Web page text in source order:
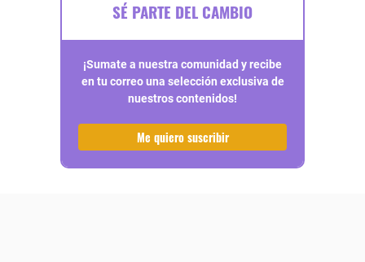
SÉ PARTE DEL CAMBIO
¡Sumate a nuestra comunidad y recibe
en tu correo una selección exclusiva de
nuestros contenidos!
Me quiero suscribir